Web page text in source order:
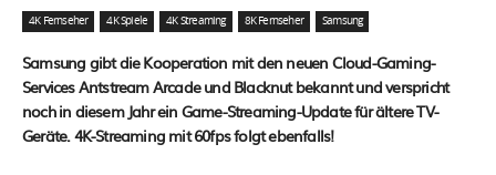
4K Fernseher 4K Spiele 4K Streaming 8K Fernseher Samsung
Samsung gibt die Kooperation mit den neuen Cloud-Gaming-
Services Antstream Arcade und Blacknut bekannt und verspricht
noch in diesem Jahr ein Game-Streaming-Update für ältere TV-
Geräte. 4K-Streaming mit 60fps folgt ebenfalls!